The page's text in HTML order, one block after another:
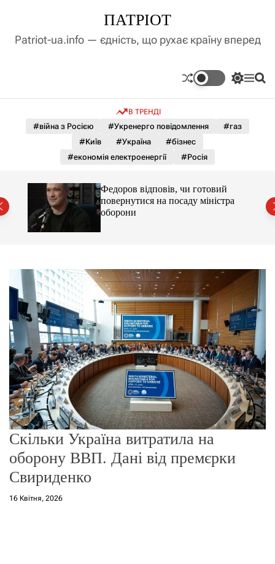
д
у
ПАТРІОТ
Patriot-ua.info — єдність, що рухає країну вперед
П
м
о
л
ь
г
о
р
е
ж
и
м
у
М П
В ТРЕНДІ
#війна з Росією #Укренерго повідомлення
#газ
#Київ
#Україна
#бізнес
#економія електроенергії
#Росія
Федоров відповів, чи готовий
повернутися на посаду міністра
оборони
Скільки Україна витратила на
оборону ВВП. Дані від премєрки
Свириденко
16 Квітня, 2026